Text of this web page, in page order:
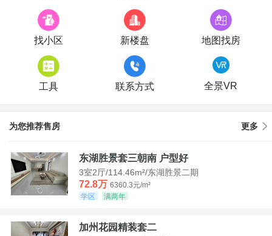
找小区 新楼盘 地图找房
工具 联系方式 全景VR
为您推荐售房 更多
东湖胜景套三朝南 户型好
3室2厅/114.46m²/东湖胜景二期
72.8万 6360.3元/m²
学区
满两年
加州花园精装套二